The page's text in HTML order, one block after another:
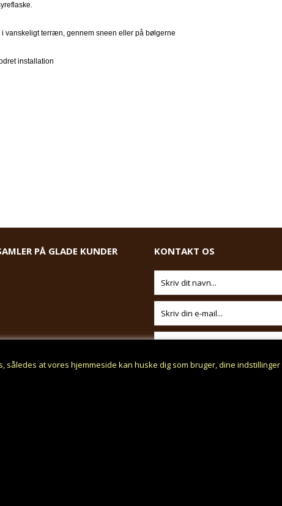
således at vores hjemmeside kan huske dig som bruger, dine
vanskeligt terræn, gennem sneen eller på bølgerne
installation
PÅ GLADE KUNDER KONTAKT OS